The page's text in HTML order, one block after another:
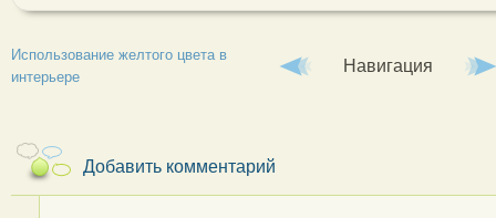
Использование желтого цвета в
интерьере
Навигация
Добавить комментарий